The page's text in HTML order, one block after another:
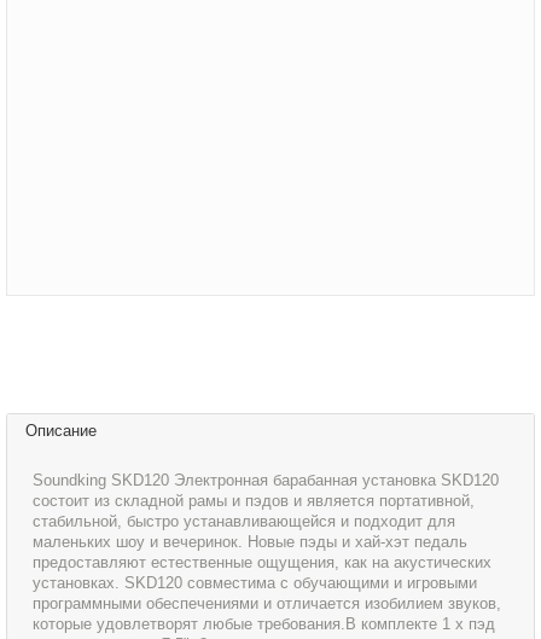
Описание
Soundking SKD120 Электронная барабанная установка SKD120
состоит из складной рамы и пэдов и является портативной,
стабильной, быстро устанавливающейся и подходит для
маленьких шоу и вечеринок. Новые пэды и хай-хэт педаль
предоставляют естественные ощущения, как на акустических
установках. SKD120 совместима с обучающими и игровыми
программными обеспечениями и отличается изобилием звуков,
которые удовлетворят любые требования.В комплекте 1 х пэд